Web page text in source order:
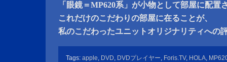
「眼鏡＝MP620系」が小物として部屋に配置
これだけのこだわりの部屋に在ることが、
私のこだわったユニットオリジナリティへの
Tags: apple, DVD, DVDプレイヤー, Foris.TV, HOLA,